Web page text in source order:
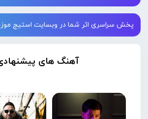
پخش سراسری اثر شما در وبسایت استیج موزیک
آهنگ های